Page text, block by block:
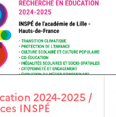
2024-2025 /
INSPÉ